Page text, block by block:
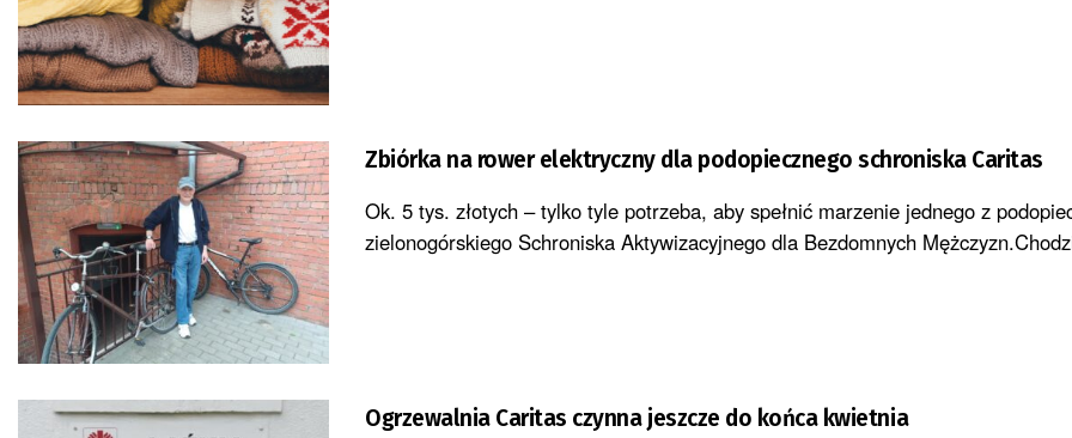
Zbiórka na rower elektryczny dla podopiecznego schroniska Caritas
Ok. 5 tys. złotych – tylko tyle potrzeba, aby spełnić marzenie jednego z
zielonogórskiego Schroniska Aktywizacyjnego dla Bezdomnych
Ogrzewalnia Caritas czynna jeszcze do końca kwietnia